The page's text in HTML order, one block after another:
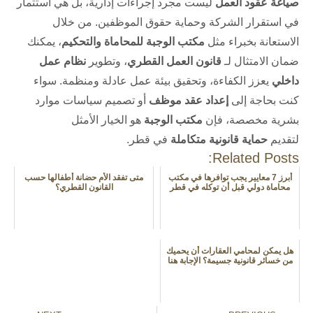
صياغة عقود العمل ليست مجرد إجراءات إدارية، بل هي استثمار
في استقرار الشركة وحماية حقوق الموظفين. من خلال
الاستعانة بخبراء مثل مكتب الوجبة للمحاماة والتحكيم، يمكنك
ضمان الامتثال لـ قانون العمل القطري، وتطوير نظام عمل
داخلي يعزز الكفاءة، وتحقيق بيئة عمل عادلة ومنظمة. سواء
كنت بحاجة إلى إعداد عقد موظف أو تصميم سياسات موارد
بشرية مخصصة، فإن مكتب الوجبة هو الخيار الأمثل
لتقديم حماية قانونية متكاملة في قطر.
Related Posts:
أبرز 7 معايير يجب توافرها في مكتب
محاماة دولي قبل أن توكله في قطر
متى تفقد الأم حضانة أطفالها حسب
القانون القطري؟
هل يمكن لمحامي العقارات أن يحميك
من خسائر قانونية جسيمة؟ الإجابة هنا